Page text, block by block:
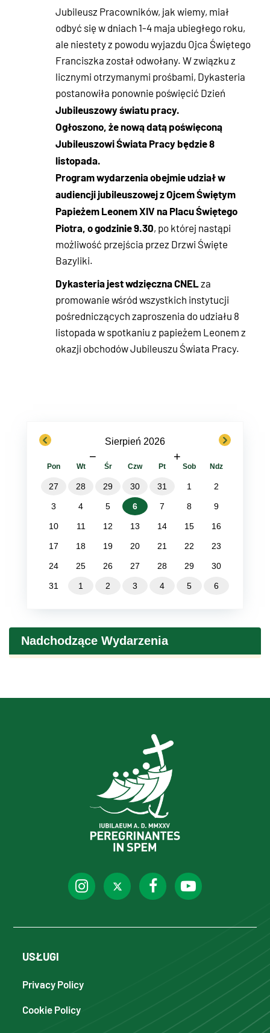
Jubileusz Pracowników, jak wiemy, miał
odbyć się w dniach 1-4 maja ubiegłego roku,
ale niestety z powodu wyjazdu Ojca Świętego
Franciszka został odwołany. W związku z
licznymi otrzymanymi prośbami, Dykasteria
postanowiła ponownie poświęcić Dzień
Jubileuszowy światu pracy.
Ogłoszono, że nową datą poświęconą
Jubileuszowi Świata Pracy będzie 8
listopada.
Program wydarzenia obejmie udział w
audiencji jubileuszowej z Ojcem Świętym
Papieżem Leonem XIV na Placu Świętego
Piotra, o godzinie 9.30, po której nastąpi
możliwość przejścia przez Drzwi Święte
Bazyliki.
Dykasteria jest wdzięczna CNELza
promowanie wśród wszystkich instytucji
pośredniczących zaproszenia do udziału 8
listopada w spotkaniu z papieżem Leonem z
okazji obchodów Jubileuszu Świata Pracy.
previous Sierpień 2026
− +
next
Pon Wt Śr Czw Pt Sob Ndz
27 28 29 30 31 1 2
3 4 5 6 7 8 9
10 11 12 13 14 15 16
17 18 19 20 21 22 23
24 25 26 27 28 29 30
31 1 2 3 4 5 6
Nadchodzące Wydarzenia
USŁUGI
Privacy Policy
Cookie Policy